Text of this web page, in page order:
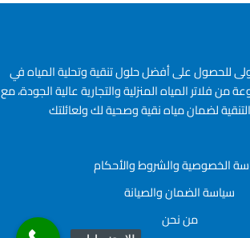
للحصول على أفضل حلول تنقية وتحلية المياه في
فلاتر المياه المنزلية والتجارية عالية الجودة، مع
لضمان مياه نقية وصحية لك ولعائلتك
الخصوصية والشروط والأحكام
سياسة الضمان والصيانة
من نحن